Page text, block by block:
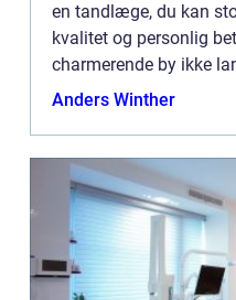
en tandlæge, du kan
kvalitet og personlig
charmerende by ikke
for mange
Anders Winther